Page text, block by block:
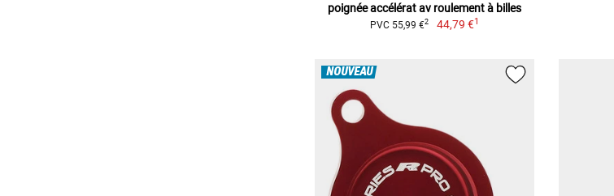
poignée accélérat av roulement à billes
PVC 55,99 €2 44,79 €1
NOUVEAU